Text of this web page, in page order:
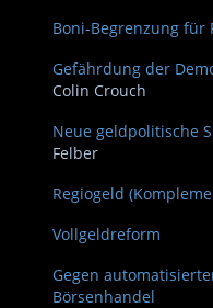
Boni-Begrenzung für
Gefährdung der
Colin Crouch
Neue geldpolitische
Felber
Regiogeld
Vollgeldreform
Gegen
Börsenhandel